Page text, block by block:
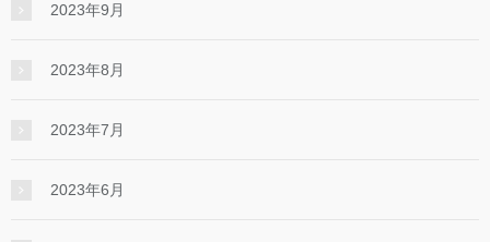
2023年9月
2023年8月
2023年7月
2023年6月